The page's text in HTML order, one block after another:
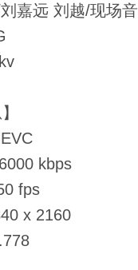
嘉远 刘越/现场音
kbps
fps
x 2160